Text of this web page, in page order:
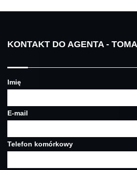
KONTAKT DO AGENTA -
Imię
E-mail
Telefon komórkowy